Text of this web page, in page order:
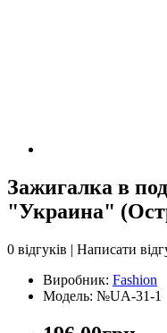
Зажигалка в
"Украина"
0 відгуків | Написати
Виробник: Fashion
Модель: №UA-31-1